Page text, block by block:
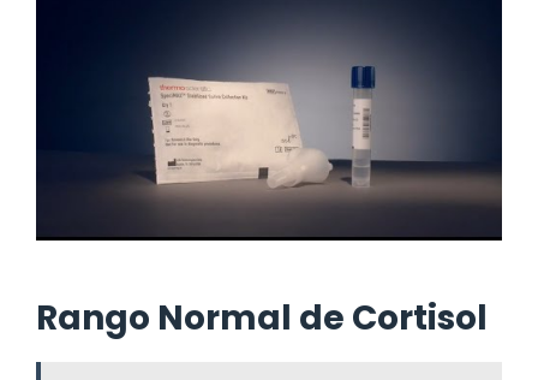
Rango Normal de Cortisol